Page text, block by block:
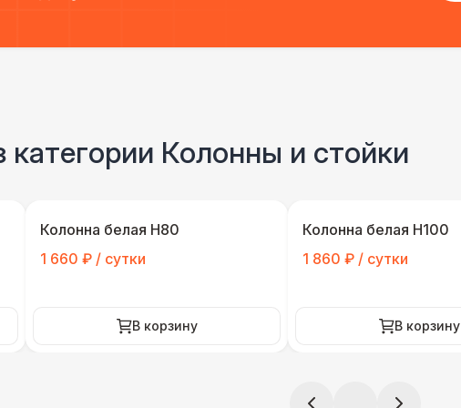
категории Колонны и стойки
Колонна белая H80
1 660 ₽ / сутки
В корзину
Колонна белая Н100
1 860 ₽ / сутки
В корзину